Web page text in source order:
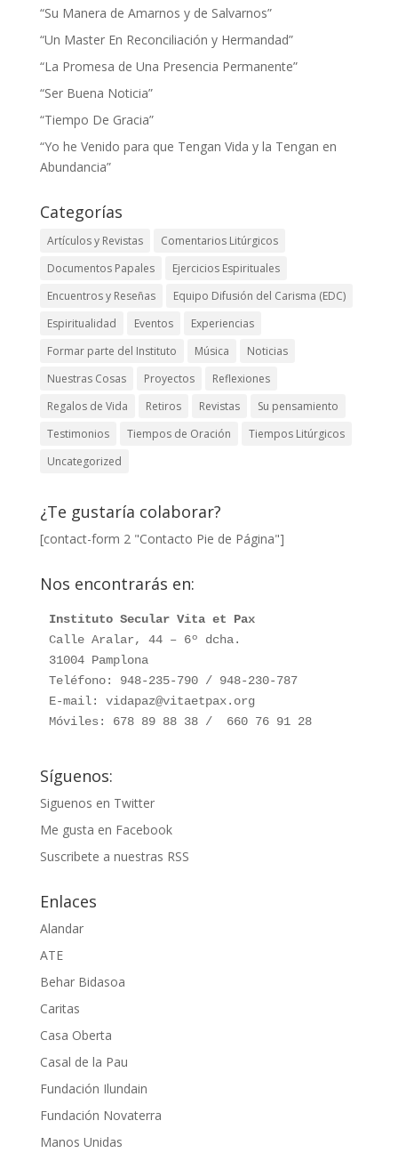
“Su Manera de Amarnos y de Salvarnos”
“Un Master En Reconciliación y Hermandad”
“La Promesa de Una Presencia Permanente”
“Ser Buena Noticia”
“Tiempo De Gracia”
“Yo he Venido para que Tengan Vida y la Tengan en
Abundancia”
Categorías
Artículos y Revistas
Comentarios Litúrgicos
Documentos Papales
Ejercicios Espirituales
Encuentros y Reseñas
Equipo Difusión del Carisma (EDC)
Espiritualidad
Eventos
Experiencias
Formar parte del Instituto
Música
Noticias
Nuestras Cosas
Proyectos
Reflexiones
Regalos de Vida
Retiros Revistas
Su pensamiento
Testimonios
Tiempos de Oración
Tiempos Litúrgicos
Uncategorized
¿Te gustaría colaborar?
[contact-form 2 "Contacto Pie de Página"]
Nos encontrarás en:
Instituto Secular Vita et Pax
Calle Aralar, 44 – 6º dcha.
31004 Pamplona
Teléfono: 948-235-790 / 948-230-787
E-mail: vidapaz@vitaetpax.org
Móviles: 678 89 88 38 /  660 76 91 28
Síguenos:
Siguenos en Twitter
Me gusta en Facebook
Suscribete a nuestras RSS
Enlaces
Alandar
ATE
Behar Bidasoa
Caritas
Casa Oberta
Casal de la Pau
Fundación Ilundain
Fundación Novaterra
Manos Unidas